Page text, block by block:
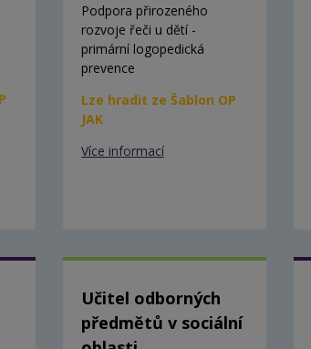
Podpora přirozeného
rozvoje řeči u dětí -
primární logopedická
prevence
Lze hradit ze Šablon OP
JAK
Více informací
Učitel odborných
předmětů v sociální